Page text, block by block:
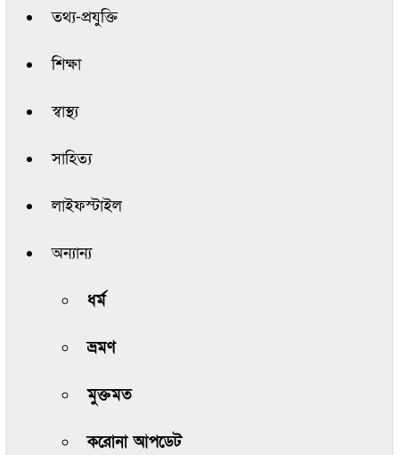
তথ্য-প্রযুক্তি
শিক্ষা
স্বাস্থ্য
সাহিত্য
লাইফস্টাইল
অন্যান্য
ধর্ম
ভ্রমণ
মুক্তমত
করোনা আপডেট